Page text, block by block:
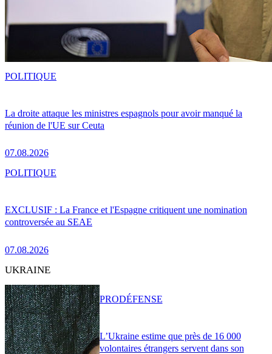
La droite attaque les ministres espagnols pour avoir manqué la
réunion de l'UE sur Ceuta
07.08.2026
POLITIQUE
EXCLUSIF : La France et l'Espagne critiquent une nomination
controversée au SEAE
07.08.2026
POLITIQUE
UKRAINE
L’Ukraine estime que près de 16 000
volontaires étrangers servent dans son
PRODÉFENSE